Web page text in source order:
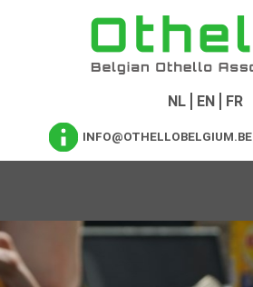
NL EN FR
INFO@OTHELLOBELGIUM.BE